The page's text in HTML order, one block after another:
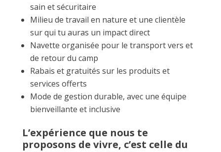
sain et sécuritaire
Milieu de travail en nature et une clientèle
sur qui tu auras un impact direct
Navette organisée pour le transport vers et
de retour du camp
Rabais et gratuités sur les produits et
services offerts
Mode de gestion durable, avec une équipe
bienveillante et inclusive
L’expérience que nous te
proposons de vivre, c’est celle du